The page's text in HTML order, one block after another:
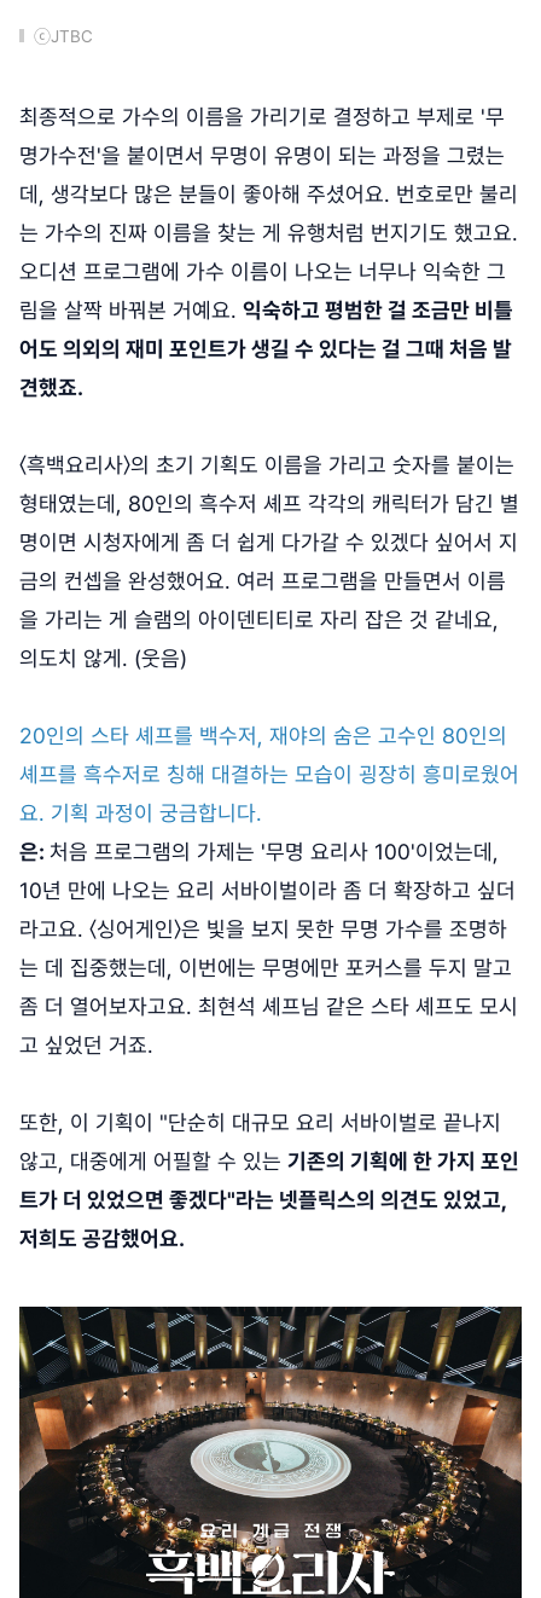
ⓒJTBC
최종적으로 가수의 이름을 가리기로 결정하고 부제로 '무
명가수전'을 붙이면서 무명이 유명이 되는 과정을 그렸는
데, 생각보다 많은 분들이 좋아해 주셨어요. 번호로만 불리
는 가수의 진짜 이름을 찾는 게 유행처럼 번지기도 했고요.
오디션 프로그램에 가수 이름이 나오는 너무나 익숙한 그
림을 살짝 바꿔본 거예요. 익숙하고 평범한 걸 조금만 비틀
어도 의외의 재미 포인트가 생길 수 있다는 걸 그때 처음 발
견했죠.
〈흑백요리사〉의 초기 기획도 이름을 가리고 숫자를 붙이는
형태였는데, 80인의 흑수저 셰프 각각의 캐릭터가 담긴 별
명이면 시청자에게 좀 더 쉽게 다가갈 수 있겠다 싶어서 지
금의 컨셉을 완성했어요. 여러 프로그램을 만들면서 이름
을 가리는 게 슬램의 아이덴티티로 자리 잡은 것 같네요,
의도치 않게. (웃음)
20인의 스타 셰프를 백수저, 재야의 숨은 고수인 80인의
셰프를 흑수저로 칭해 대결하는 모습이 굉장히 흥미로웠어
요. 기획 과정이 궁금합니다.
은: 처음 프로그램의 가제는 '무명 요리사 100'이었는데,
10년 만에 나오는 요리 서바이벌이라 좀 더 확장하고 싶더
라고요. 〈싱어게인〉은 빛을 보지 못한 무명 가수를 조명하
는 데 집중했는데, 이번에는 무명에만 포커스를 두지 말고
좀 더 열어보자고요. 최현석 셰프님 같은 스타 셰프도 모시
고 싶었던 거죠.
또한, 이 기획이 "단순히 대규모 요리 서바이벌로 끝나지
않고, 대중에게 어필할 수 있는 기존의 기획에 한 가지 포인
트가 더 있었으면 좋겠다"라는 넷플릭스의 의견도 있었고,
저희도 공감했어요.